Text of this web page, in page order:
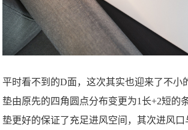
平时看不到的D面，这次其实也迎来了不小
垫由原先的四角圆点分布变更为1长+2短的
垫更好的保证了充足进风空间，其次进风